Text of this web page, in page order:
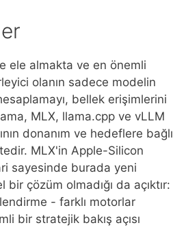
ele almakta ve en önemli
olanın sadece modelin
bellek erişimlerini
MLX, llama.cpp ve vLLM
donanım ve hedeflere bağlı
MLX'in Apple-Silicon
sayesinde burada yeni
çözüm olmadığı da açıktır:
- farklı motorlar
bir stratejik bakış açısı